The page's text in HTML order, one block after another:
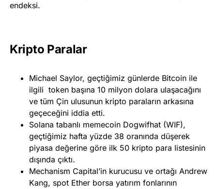
endeksi.
Kripto Paralar
Michael Saylor, geçtiğimiz günlerde Bitcoin ile
ilgili token başına 10 milyon dolara ulaşacağını
ve tüm Çin ulusunun kripto paraların arkasına
geçeceğini iddia etti.
Solana tabanlı memecoin Dogwifhat (WIF),
geçtiğimiz hafta yüzde 38 oranında düşerek
piyasa değerine göre ilk 50 kripto para listesinin
dışında çıktı.
Mechanism Capital’in kurucusu ve ortağı Andrew
Kang, spot Ether borsa yatırım fonlarının